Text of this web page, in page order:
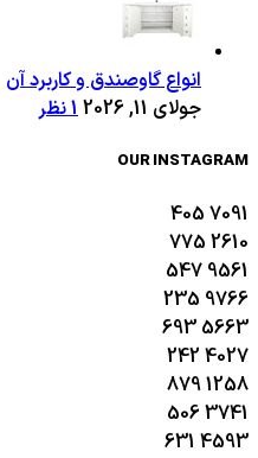
انواع گاوصندق و کاربرد آن
جولای 11, 2026
1 نظر
OUR INSTAGRAM
7091
405
2610
775
9561
547
9766
235
5663
693
4027
242
1258
879
3741
506
4593
631